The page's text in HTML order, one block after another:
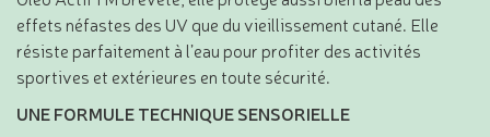
effets néfastes des UV que du vieillissement cutané. Elle
résiste parfaitement à l’eau pour profiter des activités
sportives et extérieures en toute sécurité.
UNE FORMULE TECHNIQUE SENSORIELLE